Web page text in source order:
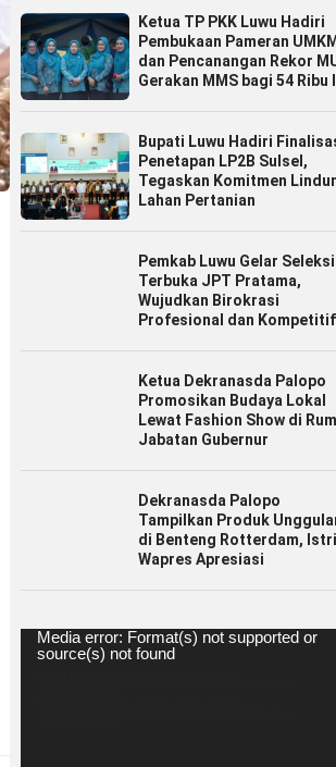
Ketua TP PKK Luwu Hadiri
Pembukaan Pameran UMKM
dan Pencanangan Rekor
Gerakan MMS bagi 54 Ribu
Bupati Luwu Hadiri
Penetapan LP2B Sulsel,
Tegaskan Komitmen
Lahan Pertanian
Pemkab Luwu Gelar Seleksi
Terbuka JPT Pratama,
Wujudkan Birokrasi
Profesional dan Kompetitif
Ketua Dekranasda Palopo
Promosikan Budaya Lokal
Lewat Fashion Show di
Jabatan Gubernur
Dekranasda Palopo
Tampilkan Produk
di Benteng Rotterdam, Istri
Wapres Apresiasi
Pemutar
Video
Media error: Format(s) not supported or
source(s) not found